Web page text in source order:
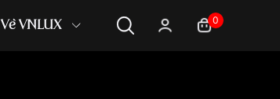
Về VNLUX 0